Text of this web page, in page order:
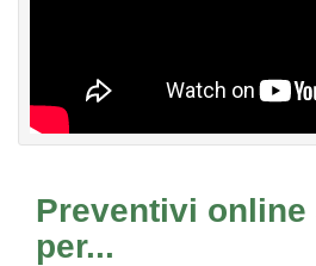
Preventivi online
per...